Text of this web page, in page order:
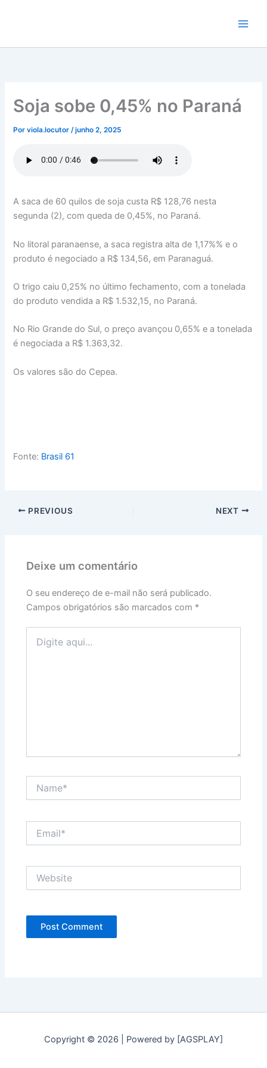
conteúdo
Soja sobe 0,45% no Paraná
Porviola.locutor/junho 2, 2025
A saca de 60 quilos de soja custa R$ 128,76 nesta
segunda (2), com queda de 0,45%, no Paraná.
No litoral paranaense, a saca registra alta de 1,17%% e o
produto é negociado a R$ 134,56, em Paranaguá.
O trigo caiu 0,25% no último fechamento, com a tonelada
do produto vendida a R$ 1.532,15, no Paraná.
No Rio Grande do Sul, o preço avançou 0,65% e a tonelada
é negociada a R$ 1.363,32.
Os valores são do Cepea.
Fonte: Brasil 61
PREVIOUS NEXT
Deixe um comentário
O seu endereço de e-mail não será publicado.
Campos obrigatórios são marcados com *
aqui...
Copyright © 2026 | Powered by [AGSPLAY]